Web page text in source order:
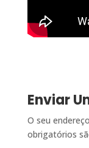
Enviar
O seu
obrigatórios